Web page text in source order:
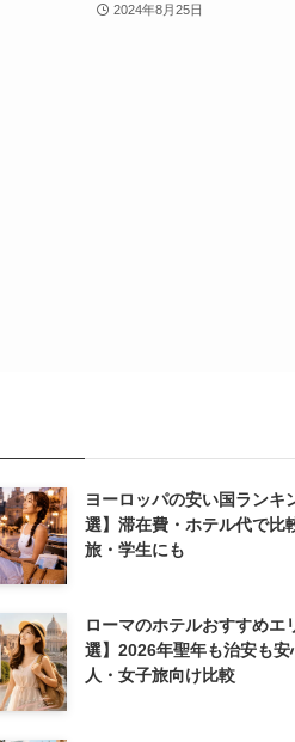
2024年8月25日
ヨーロッパの安い国ランキ
選】滞在費・ホテル代で比
旅・学生にも
ローマのホテルおすすめエ
選】2026年聖年も治安も安
人・女子旅向け比較